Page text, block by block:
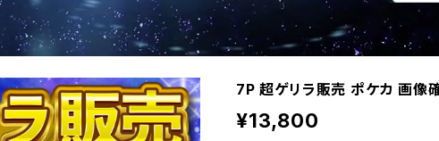
7P 超ゲリラ販売 ポケカ 画像
¥13,800